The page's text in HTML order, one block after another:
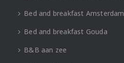
Bed and breakfast Amsterdam
Bed and breakfast Gouda
B&B aan zee